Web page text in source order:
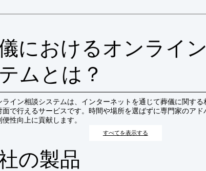
におけるオンライ
ムとは？
ライン相談システムは、インターネットを通じて葬儀に関す
面で行えるサービスです。時間や場所を選ばずに専門家のアド
性向上に貢献します。
すべてを表示する
の製品